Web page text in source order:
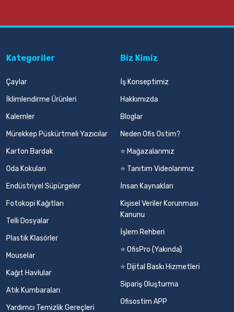
Kategoriler
Çaylar
İklimlendirme Ürünleri
Kalemler
Mürekkep Püskürtmeli Yazıcılar
Karton Bardak
Oda Kokuları
Endüstriyel Süpürgeler
Fotokopi Kağıtları
Telli Dosyalar
Plastik Klasörler
Mouselar
Kağıt Havlular
Atık Kumbaraları
Yardımcı Temizlik Gereçleri
Biz Kimiz
İş Konseptimiz
Hakkımızda
Bloglar
Neden Ofis Ostim?
⭐ Mağazalarımız
⭐ Tanıtım Videolarımız
İnsan Kaynakları
Kişisel Veriler Korunması
Kanunu
İşlem Rehberi
⭐ OfisPro (Yakında)
⭐ Dijital Baskı Hizmetleri
Sipariş Oluşturma
Ofisostim APP